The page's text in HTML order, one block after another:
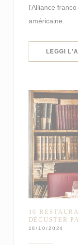
l’Alliance
américaine.
LEGGI
10
DÉGUSTER
18/10/2024